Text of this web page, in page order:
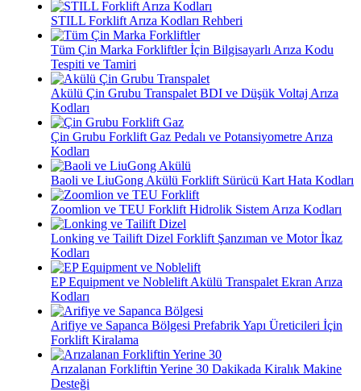
STILL Forklift Arıza Kodları Rehberi
Tüm Çin Marka Forkliftler İçin Bilgisayarlı Arıza Kodu
Tespiti ve Tamiri
Akülü Çin Grubu Transpalet BDI ve Düşük Voltaj Arıza
Kodları
Çin Grubu Forklift Gaz Pedalı ve Potansiyometre Arıza
Kodları
Baoli ve LiuGong Akülü Forklift Sürücü Kart Hata Kodları
Zoomlion ve TEU Forklift Hidrolik Sistem Arıza Kodları
Lonking ve Tailift Dizel Forklift Şanzıman ve Motor İkaz
Kodları
EP Equipment ve Noblelift Akülü Transpalet Ekran Arıza
Kodları
Arifiye ve Sapanca Bölgesi Prefabrik Yapı Üreticileri İçin
Forklift Kiralama
Arızalanan Forkliftin Yerine 30 Dakikada Kiralık Makine
Desteği